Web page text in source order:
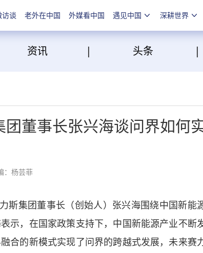
访谈 老外在中国 外媒看中国 遇见中国 深耕世界
资讯 | 头条
董事长张兴海谈问界如何
：杨芸菲
集团董事长（创始人）张兴海围绕中国新能
示，在国家政策支持下，中国新能源产业不断
合的新模式实现了问界的跨越式发展，未来赛